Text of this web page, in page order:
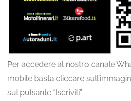
Per accedere al nostro canale
mobile basta cliccare
sul pulsante “Iscriviti”.